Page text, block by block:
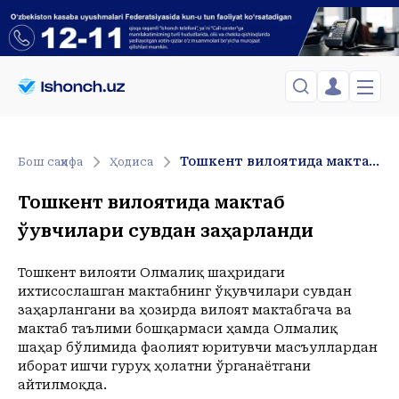
Иқтисод
ХОРИЖ
Сиёсат
ЎЗГАЧА РАКУРС
МЕҲНАТ ҲУҚУҚИ
ҲОДИСА
ИНТЕРВЬЮ
Telefon raqamingizni kiritng
Менинг саҳифам
СақланганларToshkent Shahar
+33
Hozir
+33C
12:00
+34C
13:00
+35C
14:00
+36C
15:00
+37C
16:00
+36C
17:00
+36C
18:00
+35C
19:00
Бош саҳифа Ҳодиса Тошкент вилоятида мактаб ўқувчилари сувдан заҳарланди
Тошкент вилоятида мактаб
ўқувчилари сувдан заҳарланди
Тошкент вилояти Олмалиқ шаҳридаги
ихтисослашган мактабнинг ўқувчилари сувдан
заҳарлангани ва ҳозирда вилоят мактабгача ва
мактаб таълими бошқармаси ҳамда Олмалиқ
шаҳар бўлимида фаолият юритувчи масъуллардан
иборат ишчи гуруҳ ҳолатни ўрганаётгани
айтилмоқда.